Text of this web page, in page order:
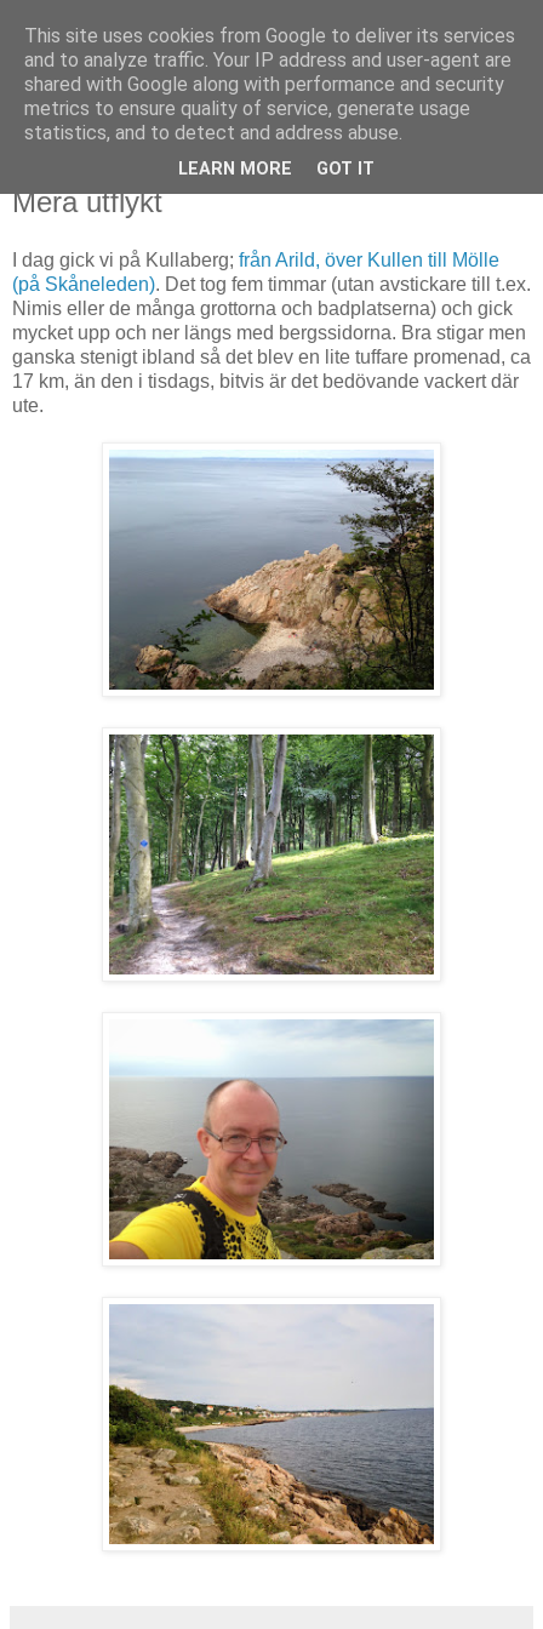
Björn Fritz
vad än som faller mig in
torsdag, augusti 07, 2014
Mera utflykt
I dag gick vi på Kullaberg; från Arild, över Kullen till Mölle
(på Skåneleden). Det tog fem timmar (utan avstickare till t.ex.
Nimis eller de många grottorna och badplatserna) och gick
mycket upp och ner längs med bergssidorna. Bra stigar men
ganska stenigt ibland så det blev en lite tuffare promenad, ca
17 km, än den i tisdags, bitvis är det bedövande vackert där
ute.
This site uses cookies from Google to deliver its services
and to analyze traffic. Your IP address and user-agent are
shared with Google along with performance and security
metrics to ensure quality of service, generate usage
statistics, and to detect and address abuse.
LEARN MORE GOT IT